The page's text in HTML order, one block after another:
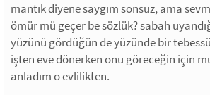
mantık diyene saygım sonsuz, ama
ömür mü geçer be sözlük? sabah
yüzünü gördüğün de yüzünde bir
işten eve dönerken onu göreceğin için
anladım o evlilikten.